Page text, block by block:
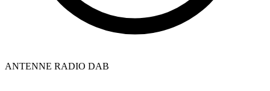
ANTENNE RADIO DAB